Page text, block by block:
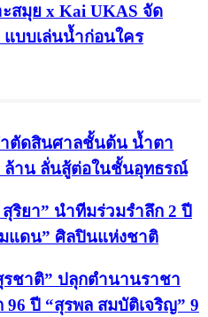
ะสมุย x Kai UKAS จัด
บบเล่นน้ำก่อนใคร
ตัดสินศาลชั้นต้น น้ำตา
ล้าน ลั่นสู้ต่อในชั้นอุทธรณ์
ริยา” นำทีมร่วมรำลึก 2 ปี
แดน” ศิลปินแห่งชาติ
ชาติ” ปลุกตำนานราชา
96 ปี “สุรพล สมบัติเจริญ” 9